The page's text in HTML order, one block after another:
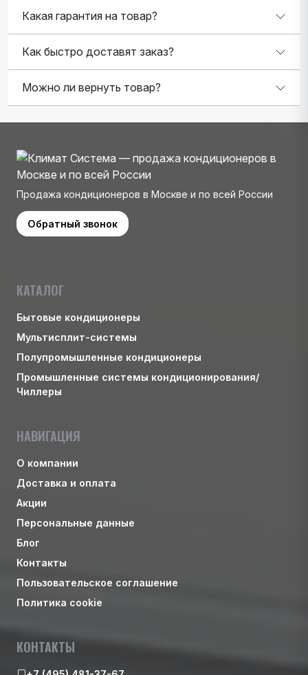
Какая гарантия на товар?
Как быстро доставят заказ?
Можно ли вернуть товар?
Продажа кондиционеров в Москве и по всей России
Обратный звонок
КАТАЛОГ
Бытовые кондиционеры
Мультисплит-системы
Полупромышленные кондиционеры
Промышленные системы кондиционирования/
Чиллеры
НАВИГАЦИЯ
О компании
Доставка и оплата
Акции
Персональные данные
Блог
Контакты
Пользовательское соглашение
Политика cookie
КОНТАКТЫ